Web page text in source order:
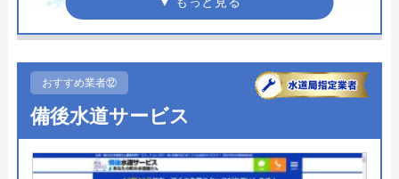
についても無料ですので、まずはサイトを覗いてみ
てはいかがでしょうか？
公式サイトを見る
0120-569-365
受付時間 8:00～22:00
記載なし
●定休日 記載なし
●累計実績
水工房リアルがおすすめの理由
おすすめ業者⑫
備後水道サービス